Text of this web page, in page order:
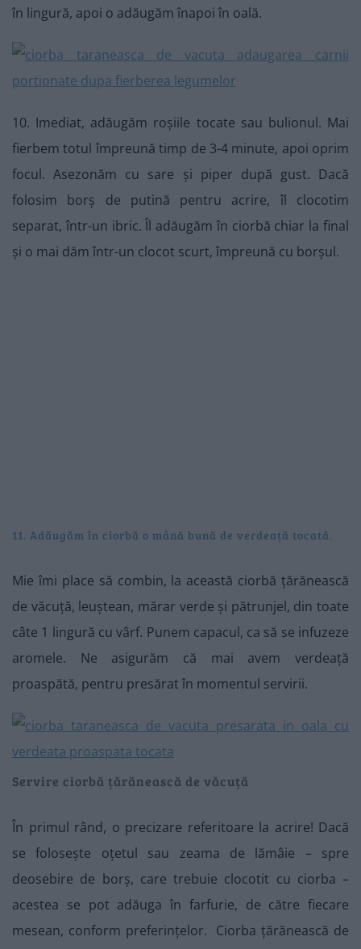
în lingură, apoi o adăugăm înapoi în oală.
10. Imediat, adăugăm roșiile tocate sau bulionul. Mai
fierbem totul împreună timp de 3-4 minute, apoi oprim
focul. Asezonăm cu sare și piper după gust. Dacă
folosim borș de putină pentru acrire, îl clocotim
separat, într-un ibric. Îl adăugăm în ciorbă chiar la final
și o mai dăm într-un clocot scurt, împreună cu borșul.
11. Adăugăm în ciorbă o mână bună de verdeață tocată.
Mie îmi place să combin, la această ciorbă țărănească
de văcuță, leuștean, mărar verde și pătrunjel, din toate
câte 1 lingură cu vârf. Punem capacul, ca să se infuzeze
aromele. Ne asigurăm că mai avem verdeață
proaspătă, pentru presărat în momentul servirii.
Servire ciorbă țărănească de văcuță
În primul rând, o precizare referitoare la acrire! Dacă
se folosește oțetul sau zeama de lămâie – spre
deosebire de borș, care trebuie clocotit cu ciorba –
acestea se pot adăuga în farfurie, de către fiecare
mesean, conform preferințelor. Ciorba țărănească de